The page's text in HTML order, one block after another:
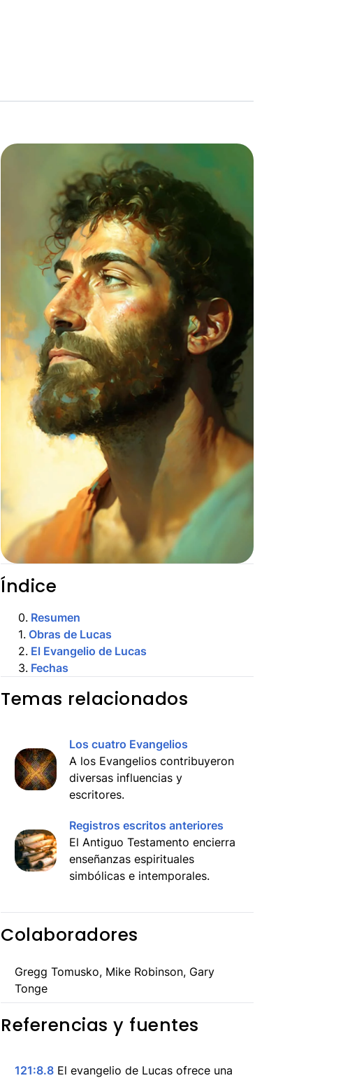
Índice
0. Resumen
1. Obras de Lucas
2. El Evangelio de Lucas
3. Fechas
Temas relacionados
Los cuatro Evangelios
A los Evangelios contribuyeron
diversas influencias y
escritores.
Registros escritos anteriores
El Antiguo Testamento encierra
enseñanzas espirituales
simbólicas e intemporales.
Colaboradores
Gregg Tomusko, Mike Robinson, Gary
Tonge
Referencias y fuentes
121:8.8 El evangelio de Lucas ofrece una